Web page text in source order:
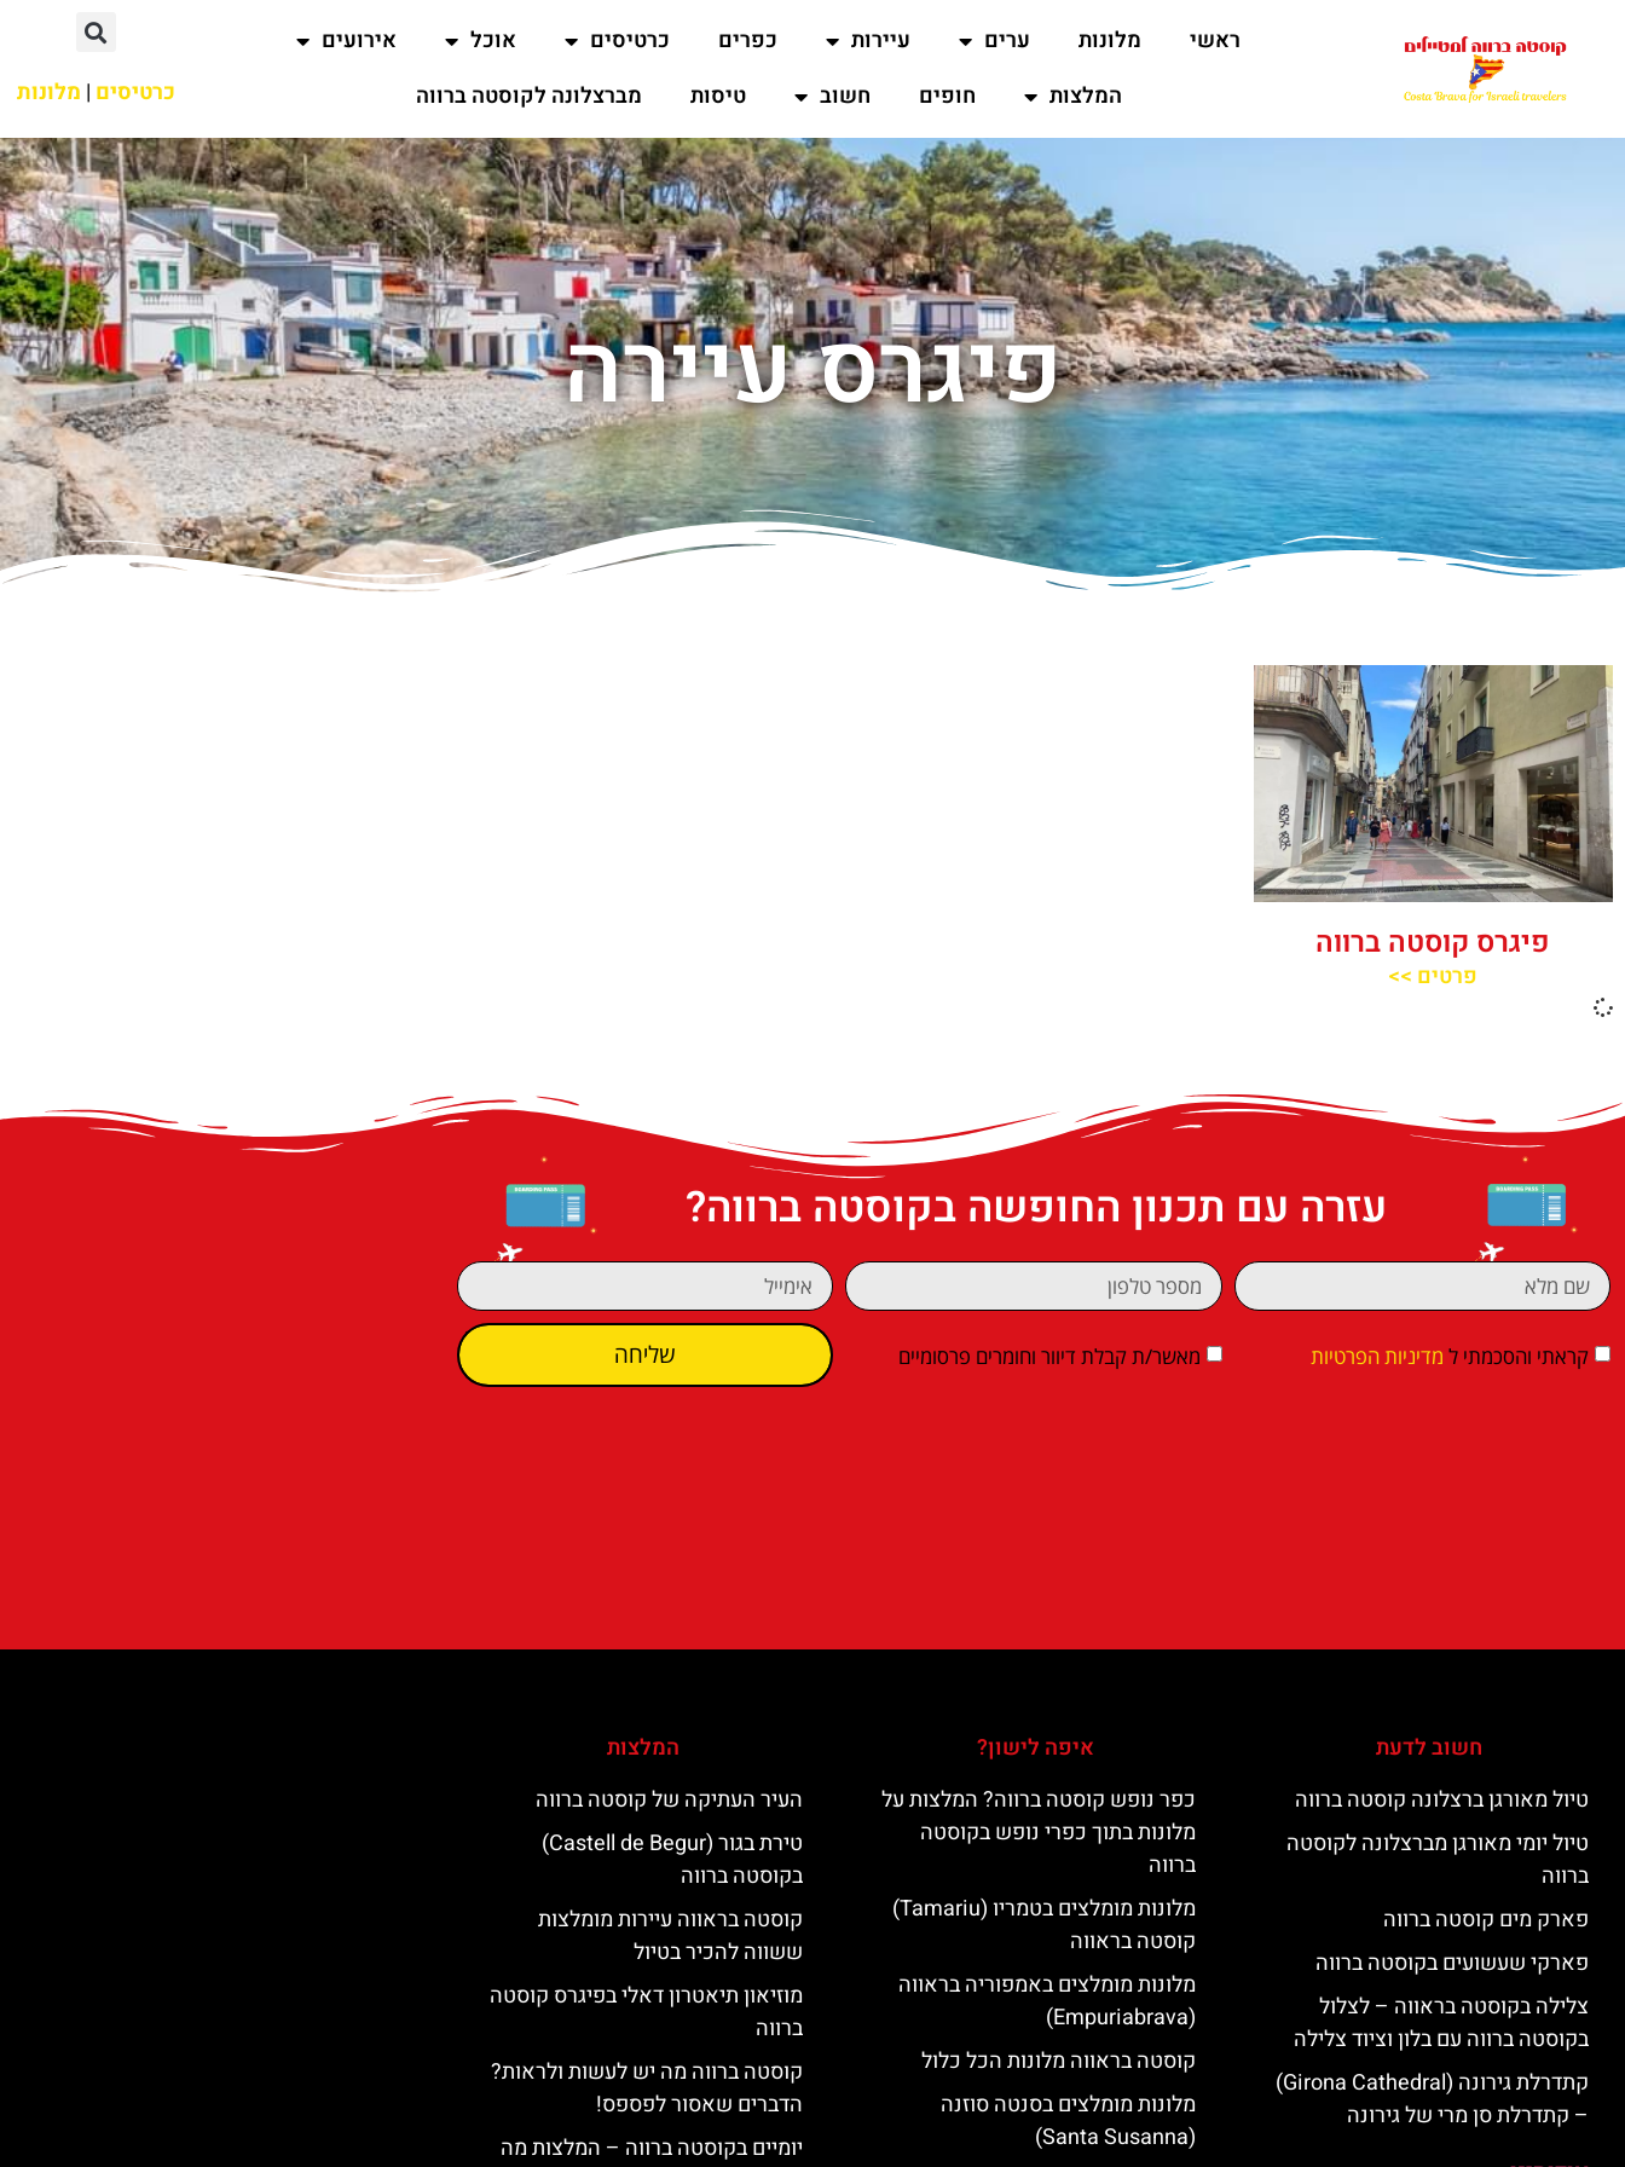
ראשי מלונות ערים עיירות כפרים כרטיסים אוכל
אירועים
המלצות
חופים חשוב טיסות מברצלונה לקוסטה ברווה כרטיסים | מלונות
פיגרס עיירה
פיגרס קוסטה ברווה
פרטים >>
עזרה עם תכנון החופשה בקוסטה ברווה?
קראתי והסכמתי ל מדיניות הפרטיות מאשר/ת קבלת דיוור וחומרים פרסומיים שליחה
חשוב לדעת
טיול מאורגן ברצלונה קוסטה ברווה
טיול יומי מאורגן מברצלונה לקוסטה
ברווה
פארק מים קוסטה ברווה
פארקי שעשועים בקוסטה ברווה
צלילה בקוסטה בראווה – לצלול
בקוסטה ברווה עם בלון וציוד צלילה
קתדרלת גירונה (Girona Cathedral)
– קתדרלת סן מרי של גירונה
איפה לישון?
כפר נופש קוסטה ברווה? המלצות על
מלונות בתוך כפרי נופש בקוסטה
ברווה
מלונות מומלצים בטמריו (Tamariu)
קוסטה בראווה
מלונות מומלצים באמפוריה בראווה
(Empuriabrava)
קוסטה בראווה מלונות הכל כלול
מלונות מומלצים בסנטה סוזנה
(Santa Susanna)
המלצות
העיר העתיקה של קוסטה ברווה
טירת בגור (Castell de Begur)
בקוסטה ברווה
קוסטה בראווה עיירות מומלצות
ששווה להכיר בטיול
מוזיאון תיאטרון דאלי בפיגרס קוסטה
ברווה
קוסטה ברווה מה יש לעשות ולראות?
הדברים שאסור לפספס!
יומיים בקוסטה ברווה – המלצות מה